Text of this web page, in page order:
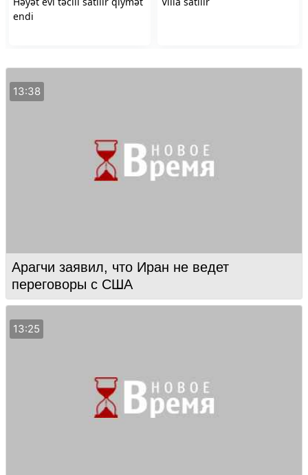
13:38
Арагчи заявил, что Иран не ведет
переговоры с США
13:25